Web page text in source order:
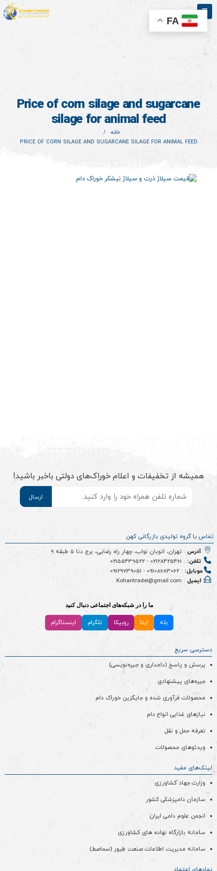
Price of corn silage and sugarcane
silage for animal feed
خانه
PRICE OF CORN SILAGE AND SUGARCANE SILAGE FOR ANIMAL FEED
همیشه از تخفیفات و اعلام خوراک‌های دولتی باخبر باشید!
تماس با گروه تولیدی بازرگانی کهن
آدرس : تهران، اتوبان نواب، چهار راه رضایی، برج دنا 5 طبقه 9
تلفن: :
02128425461
-
02155439522
موبایل: :
09108683062
-
09129739051
ایمیل : Kohantrade1@gmail.com
ما را در شبکه‌های اجتماعی دنبال کنید
بله ایتا روبیکا تلگرام اینستاگرام
دسترسی سریع
پرسش و پاسخ (دامداری و جیره‌نویسی)
جیره‌های پیشنهادی
محصولات فرآوری شده و جایگزین خوراک دام
نیازهای غذایی انواع دام
تعرفه حمل و نقل
ویدئو‌های محصولات
لینک‌های مفید
وزارت جهاد کشاورزی
سازمان دامپزشکی کشور
انجمن علوم دامی ایران
سامانه بازارگاه نهاده های کشاورزی
سامانه مدیریت اطلاعات صنعت طیور (سماصط)
FA